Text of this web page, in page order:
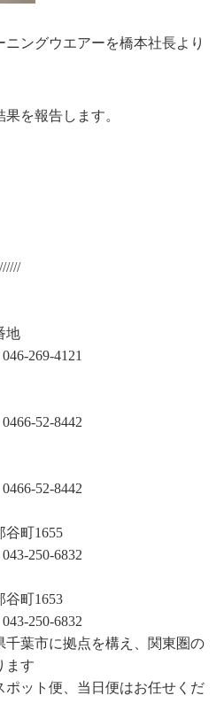
ングウエアーを橋本社長より
を報告します。
地
269-4121
52-8442
52-8442
谷町1655
250-6832
谷町1653
250-6832
葉市に拠点を構え、関東圏の
ます
ット便、当日便はお任せくだ